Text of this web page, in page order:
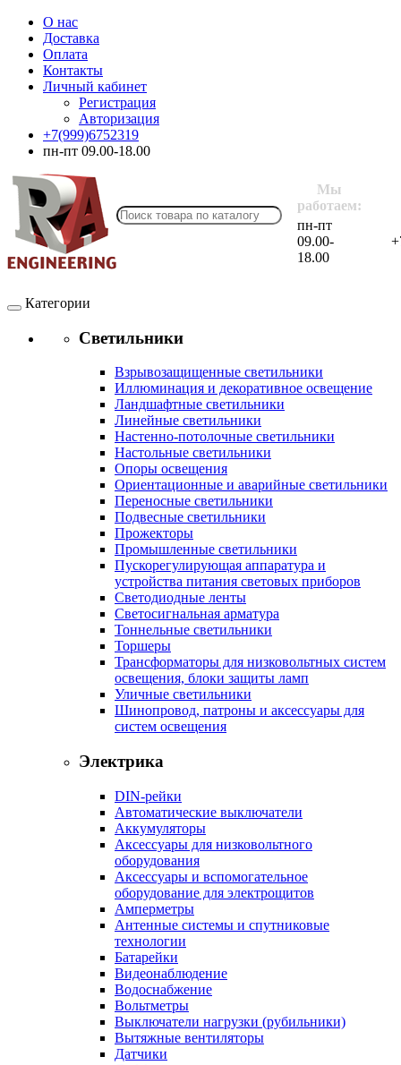
О нас
Доставка
Оплата
Контакты
Личный кабинет
Регистрация
Авторизация
+7(999)6752319
пн-пт 09.00-18.00
Мы
работаем:
пн-пт
09.00-
18.00
Категории
Светильники
Взрывозащищенные светильники
Иллюминация и декоративное освещение
Ландшафтные светильники
Линейные светильники
Настенно-потолочные светильники
Настольные светильники
Опоры освещения
Ориентационные и аварийные светильники
Переносные светильники
Подвесные светильники
Прожекторы
Промышленные светильники
Пускорегулирующая аппаратура и
устройства питания световых приборов
Светодиодные ленты
Светосигнальная арматура
Тоннельные светильники
Торшеры
Трансформаторы для низковольтных систем
освещения, блоки защиты ламп
Уличные светильники
Шинопровод, патроны и аксессуары для
систем освещения
Электрика
DIN-рейки
Автоматические выключатели
Аккумуляторы
Аксессуары для низковольтного
оборудования
Аксессуары и вспомогательное
оборудование для электрощитов
Амперметры
Антенные системы и спутниковые
технологии
Батарейки
Видеонаблюдение
Водоснабжение
Вольтметры
Выключатели нагрузки (рубильники)
Вытяжные вентиляторы
Датчики